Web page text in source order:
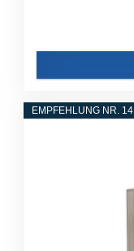
EMPFEHLUNG NR. 14